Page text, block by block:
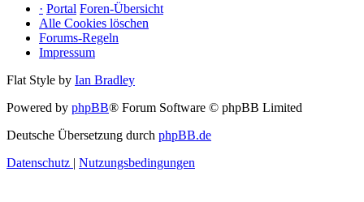
· Portal Foren-Übersicht
Alle Cookies löschen
Forums-Regeln
Impressum
Flat Style by Ian Bradley
Powered by phpBB® Forum Software © phpBB Limited
Deutsche Übersetzung durch phpBB.de
Datenschutz | Nutzungsbedingungen